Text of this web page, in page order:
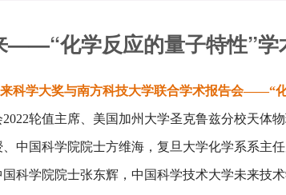
——“化学反应的量子特性”学
科学大奖与南方科技大学联合学术报告会——“
轮值主席、美国加州大学圣克鲁兹分校天体
中国科学院院士方维海，复旦大学化学系系主
科学院院士张东辉，中国科学技术大学未来技